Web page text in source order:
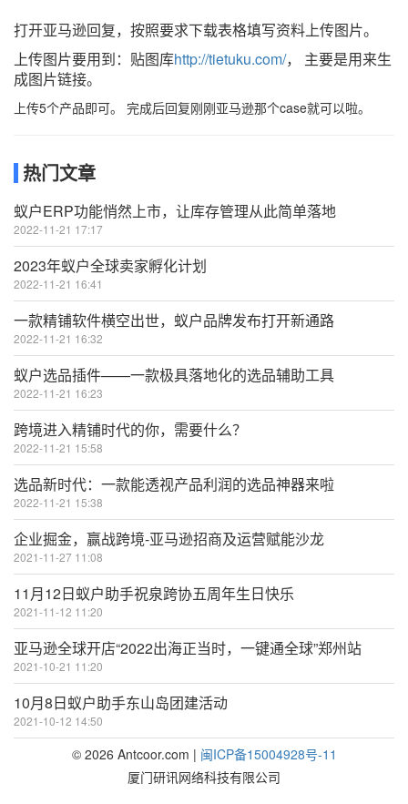
打开亚马逊回复，按照要求下载表格填写资料上传图片。
上传图片要用到：贴图库http://tietuku.com/， 主要是用来生
成图片链接。
上传5个产品即可。 完成后回复刚刚亚马逊那个case就可以啦。
热门文章
蚁户ERP功能悄然上市，让库存管理从此简单落地
2022-11-21 17:17
2023年蚁户全球卖家孵化计划
2022-11-21 16:41
一款精铺软件横空出世，蚁户品牌发布打开新通路
2022-11-21 16:32
蚁户选品插件——一款极具落地化的选品辅助工具
2022-11-21 16:23
跨境进入精铺时代的你，需要什么？
2022-11-21 15:58
选品新时代：一款能透视产品利润的选品神器来啦
2022-11-21 15:38
企业掘金，赢战跨境-亚马逊招商及运营赋能沙龙
2021-11-27 11:08
11月12日蚁户助手祝泉跨协五周年生日快乐
2021-11-12 11:20
亚马逊全球开店“2022出海正当时，一键通全球”郑州站
2021-10-21 11:20
10月8日蚁户助手东山岛团建活动
2021-10-12 14:50
© 2026 Antcoor.com | 闽ICP备15004928号-11
厦门研讯网络科技有限公司